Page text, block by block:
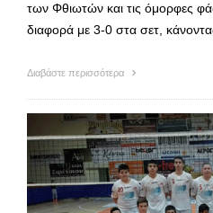
των Φθιωτών και τις όμορφες
διαφορά με 3-0 στα σετ,
Διαβάστε περισσότερα